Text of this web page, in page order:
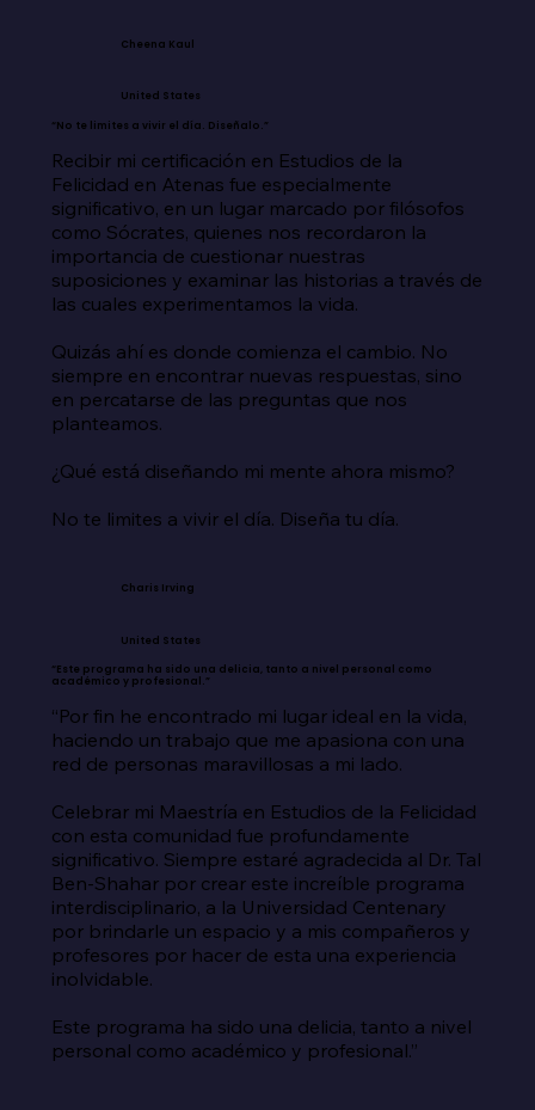
Cheena Kaul
United States
“No te limites a vivir el día. Diseñalo.”
Recibir mi certificación en Estudios de la
Felicidad en Atenas fue especialmente
significativo, en un lugar marcado por filósofos
como Sócrates, quienes nos recordaron la
importancia de cuestionar nuestras
suposiciones y examinar las historias a través de
las cuales experimentamos la vida.
Quizás ahí es donde comienza el cambio. No
siempre en encontrar nuevas respuestas, sino
en percatarse de las preguntas que nos
planteamos.
¿Qué está diseñando mi mente ahora mismo?
No te limites a vivir el día. Diseña tu día.
Charis Irving
United States
“Este programa ha sido una delicia, tanto a nivel personal como
académico y profesional.”
“Por fin he encontrado mi lugar ideal en la vida,
haciendo un trabajo que me apasiona con una
red de personas maravillosas a mi lado.
Celebrar mi Maestría en Estudios de la Felicidad
con esta comunidad fue profundamente
significativo. Siempre estaré agradecida al Dr. Tal
Ben-Shahar por crear este increíble programa
interdisciplinario, a la Universidad Centenary
por brindarle un espacio y a mis compañeros y
profesores por hacer de esta una experiencia
inolvidable.
Este programa ha sido una delicia, tanto a nivel
personal como académico y profesional.”